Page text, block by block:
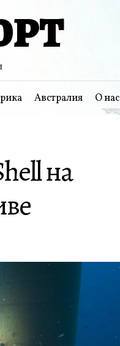
Австралия О нас
на